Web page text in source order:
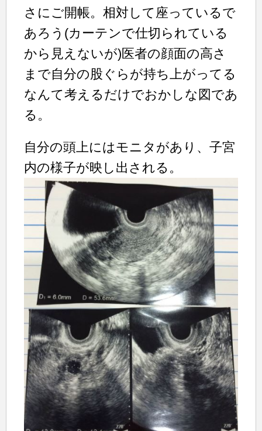
さにご開帳。相対して座っているで
あろう(カーテンで仕切られている
から見えないが)医者の顔面の高さ
まで自分の股ぐらが持ち上がってる
なんて考えるだけでおかしな図であ
る。
自分の頭上にはモニタがあり、子宮
内の様子が映し出される。